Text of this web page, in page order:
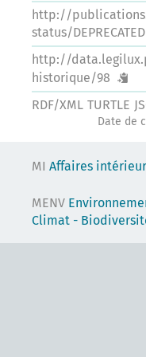
http://
status/DEPRECATED
http://
historique/98
RDF/XML TURTLE
Date de
MI Affaires
MENV
Climat -